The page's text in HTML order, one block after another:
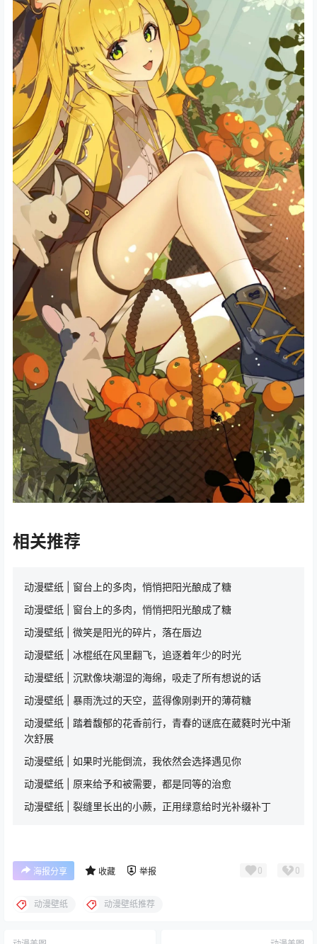
相关推荐
动漫壁纸 | 窗台上的多肉，悄悄把阳光酿成了糖
动漫壁纸 | 窗台上的多肉，悄悄把阳光酿成了糖
动漫壁纸 | 微笑是阳光的碎片，落在唇边
动漫壁纸 | 冰棍纸在风里翻飞，追逐着年少的时光
动漫壁纸 | 沉默像块潮湿的海绵，吸走了所有想说的话
动漫壁纸 | 暴雨洗过的天空，蓝得像刚剥开的薄荷糖
动漫壁纸 | 踏着馥郁的花香前行，青春的谜底在葳蕤时光中渐
次舒展
动漫壁纸 | 如果时光能倒流，我依然会选择遇见你
动漫壁纸 | 原来给予和被需要，都是同等的治愈
动漫壁纸 | 裂缝里长出的小蕨，正用绿意给时光补缀补丁
海报分享 收藏 举报 0 0
动漫壁纸 动漫壁纸推荐